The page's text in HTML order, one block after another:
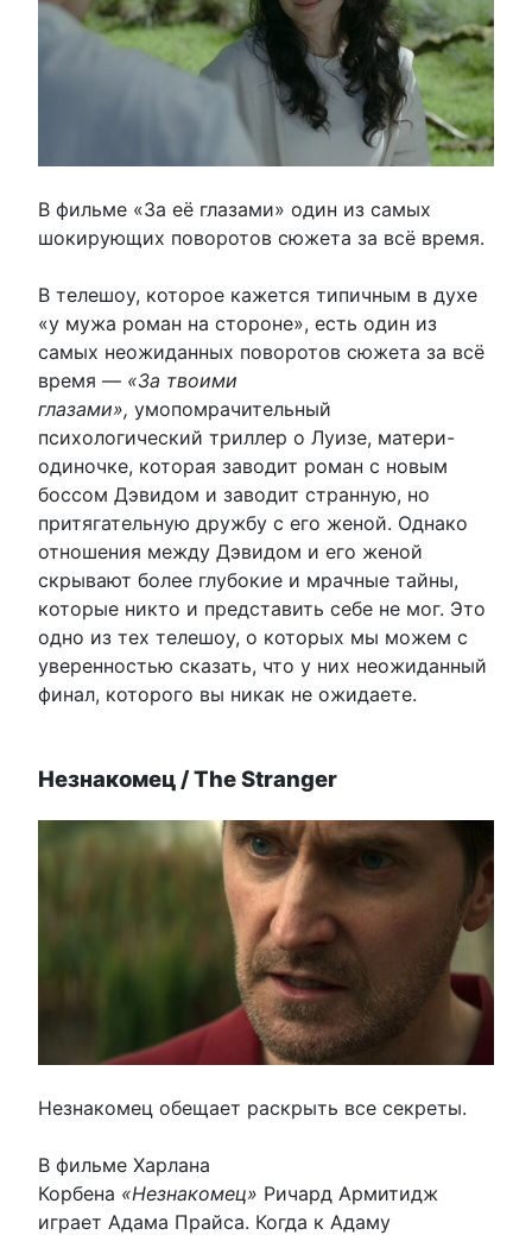
В фильме «За её глазами» один из самых
шокирующих поворотов сюжета за всё время.
В телешоу, которое кажется типичным в духе
«у мужа роман на стороне», есть один из
самых неожиданных поворотов сюжета за всё
время — «За твоими
глазами», умопомрачительный
психологический триллер о Луизе, матери-
одиночке, которая заводит роман с новым
боссом Дэвидом и заводит странную, но
притягательную дружбу с его женой. Однако
отношения между Дэвидом и его женой
скрывают более глубокие и мрачные тайны,
которые никто и представить себе не мог. Это
одно из тех телешоу, о которых мы можем с
уверенностью сказать, что у них неожиданный
финал, которого вы никак не ожидаете.
Незнакомец / The Stranger
Незнакомец обещает раскрыть все секреты.
В фильме Харлана
Корбена «Незнакомец» Ричард Армитидж
играет Адама Прайса. Когда к Адаму